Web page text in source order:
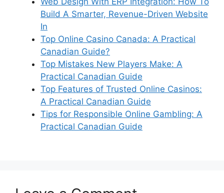
Build A Smarter, Revenue-Driven Website
In
Top Online Casino Canada: A Practical
Canadian Guide?
Top Mistakes New Players Make: A
Practical Canadian Guide
Top Features of Trusted Online Casinos:
A Practical Canadian Guide
Tips for Responsible Online Gambling: A
Practical Canadian Guide